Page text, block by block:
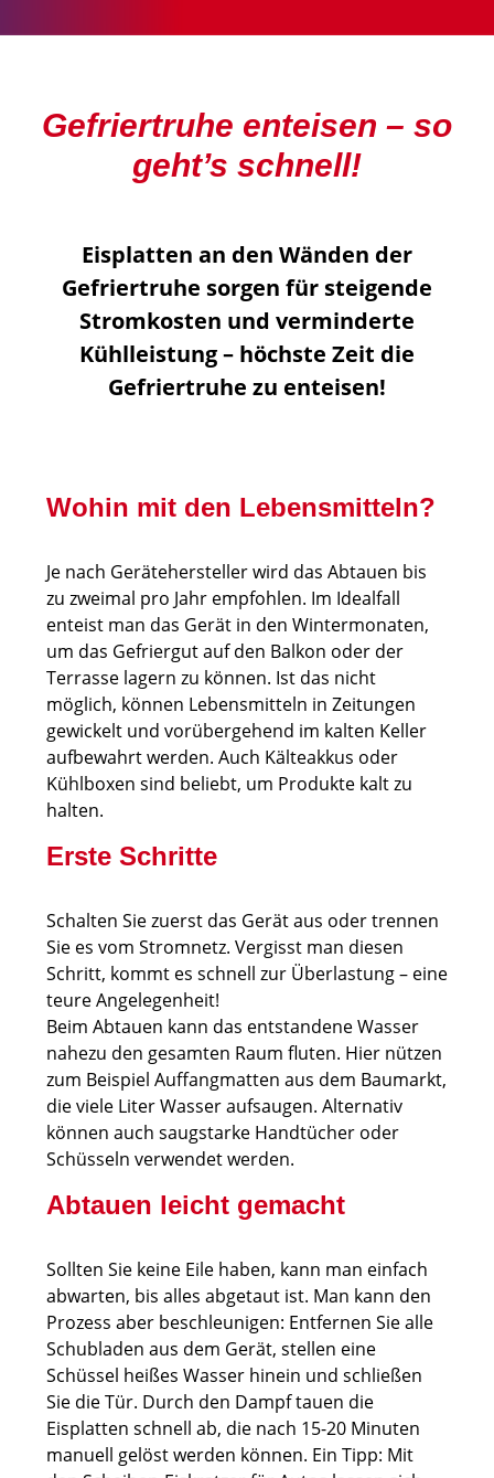
Gefriertruhe enteisen – so
geht’s schnell!
Eisplatten an den Wänden der
Gefriertruhe sorgen für steigende
Stromkosten und verminderte
Kühlleistung – höchste Zeit die
Gefriertruhe zu enteisen!
Wohin mit den Lebensmitteln?
Je nach Gerätehersteller wird das Abtauen bis
zu zweimal pro Jahr empfohlen. Im Idealfall
enteist man das Gerät in den Wintermonaten,
um das Gefriergut auf den Balkon oder der
Terrasse lagern zu können. Ist das nicht
möglich, können Lebensmitteln in Zeitungen
gewickelt und vorübergehend im kalten Keller
aufbewahrt werden. Auch Kälteakkus oder
Kühlboxen sind beliebt, um Produkte kalt zu
halten.
Erste Schritte
Schalten Sie zuerst das Gerät aus oder trennen
Sie es vom Stromnetz. Vergisst man diesen
Schritt, kommt es schnell zur Überlastung – eine
teure Angelegenheit!
Beim Abtauen kann das entstandene Wasser
nahezu den gesamten Raum fluten. Hier nützen
zum Beispiel Auffangmatten aus dem Baumarkt,
die viele Liter Wasser aufsaugen. Alternativ
können auch saugstarke Handtücher oder
Schüsseln verwendet werden.
Abtauen leicht gemacht
Sollten Sie keine Eile haben, kann man einfach
abwarten, bis alles abgetaut ist. Man kann den
Prozess aber beschleunigen: Entfernen Sie alle
Schubladen aus dem Gerät, stellen eine
Schüssel heißes Wasser hinein und schließen
Sie die Tür. Durch den Dampf tauen die
Eisplatten schnell ab, die nach 15-20 Minuten
manuell gelöst werden können. Ein Tipp: Mit